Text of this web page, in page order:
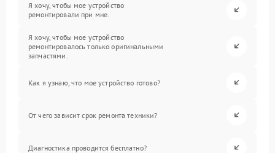
Я хочу, чтобы мое устройство
ремонтировали при мне.
Я хочу, чтобы мое устройство
ремонтировалось только оригинальными
запчастями.
Как я узнаю, что мое устройство готово?
От чего зависит срок ремонта техники?
Диагностика проводится бесплатно?